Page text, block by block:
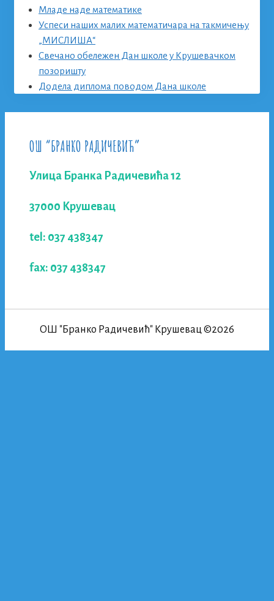
Младе наде математике
Успеси наших малих математичара на такмичењу
„МИСЛИША“
Свечано обележен Дан школе у Крушевачком
позоришту
Додела диплома поводом Дана школе
ОШ “БРАНКО РАДИЧЕВИЋ”
Улица Бранка Радичевића 12
37000 Крушевац
tel: 037 438347
fax: 037 438347
ОШ "Бранко Радичевић" Крушевац ©2026